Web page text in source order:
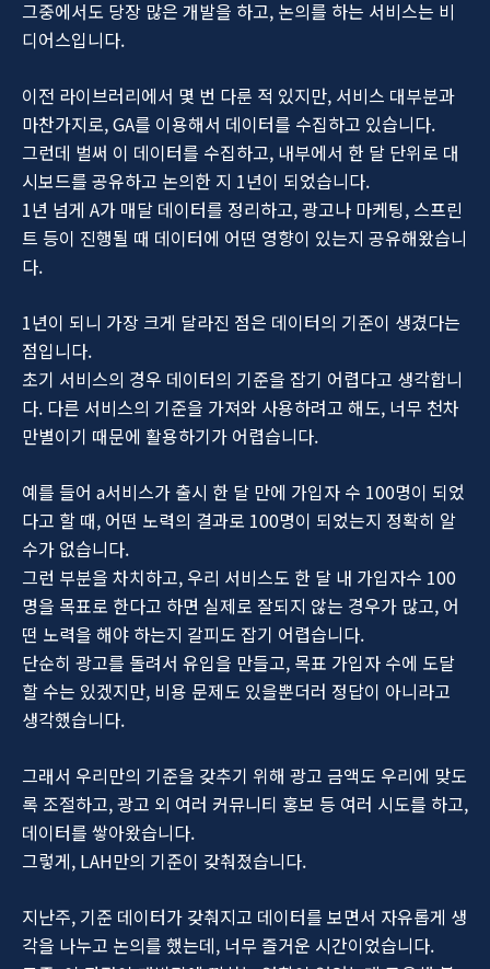
그중에서도 당장 많은 개발을 하고, 논의를 하는 서비스는 비
디어스입니다.
이전 라이브러리에서 몇 번 다룬 적 있지만, 서비스 대부분과
마찬가지로, GA를 이용해서 데이터를 수집하고 있습니다.
그런데 벌써 이 데이터를 수집하고, 내부에서 한 달 단위로 대
시보드를 공유하고 논의한 지 1년이 되었습니다.
1년 넘게 A가 매달 데이터를 정리하고, 광고나 마케팅, 스프린
트 등이 진행될 때 데이터에 어떤 영향이 있는지 공유해왔습니
다.
1년이 되니 가장 크게 달라진 점은 데이터의 기준이 생겼다는
점입니다.
초기 서비스의 경우 데이터의 기준을 잡기 어렵다고 생각합니
다. 다른 서비스의 기준을 가져와 사용하려고 해도, 너무 천차
만별이기 때문에 활용하기가 어렵습니다.
예를 들어 a서비스가 출시 한 달 만에 가입자 수 100명이 되었
다고 할 때, 어떤 노력의 결과로 100명이 되었는지 정확히 알
수가 없습니다.
그런 부분을 차치하고, 우리 서비스도 한 달 내 가입자수 100
명을 목표로 한다고 하면 실제로 잘되지 않는 경우가 많고, 어
떤 노력을 해야 하는지 갈피도 잡기 어렵습니다.
단순히 광고를 돌려서 유입을 만들고, 목표 가입자 수에 도달
할 수는 있겠지만, 비용 문제도 있을뿐더러 정답이 아니라고
생각했습니다.
그래서 우리만의 기준을 갖추기 위해 광고 금액도 우리에 맞도
록 조절하고, 광고 외 여러 커뮤니티 홍보 등 여러 시도를 하고,
데이터를 쌓아왔습니다.
그렇게, LAH만의 기준이 갖춰졌습니다.
지난주, 기준 데이터가 갖춰지고 데이터를 보면서 자유롭게 생
각을 나누고 논의를 했는데, 너무 즐거운 시간이었습니다.